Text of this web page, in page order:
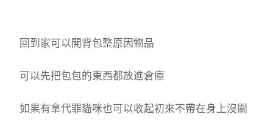
回到家可以開背包整原因物品
可以先把包包的東西都放進倉庫
如果有拿代罪貓咪也可以收起初來不帶在身上沒關